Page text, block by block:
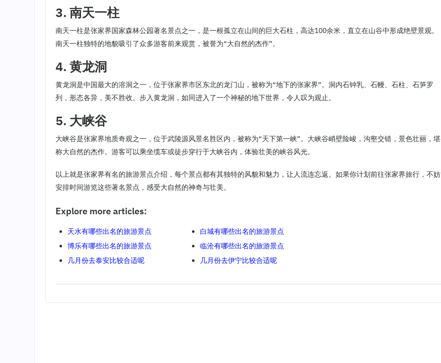
3. 南天一柱
南天一柱是张家界国家森林公园著名景点之一，是一根孤立在山间的巨大石柱，高达100余米，直立在山谷中形成绝壁景观。
南天一柱独特的地貌吸引了众多游客前来观赏，被誉为“大自然的杰作”。
4. 黄龙洞
黄龙洞是中国最大的溶洞之一，位于张家界市区东北的龙门山，被称为“地下的张家界”。洞内石钟乳、石幔、石柱、石笋罗
列，形态各异，美不胜收。步入黄龙洞，如同进入了一个神秘的地下世界，令人叹为观止。
5. 大峡谷
大峡谷是张家界地质奇观之一，位于武陵源风景名胜区内，被称为“天下第一峡”。大峡谷峭壁险峻，沟壑交错，景色壮丽，堪
称大自然的杰作。游客可以乘坐缆车或徒步穿行于大峡谷内，体验壮美的峡谷风光。
以上就是张家界有名的旅游景点介绍，每个景点都有其独特的风貌和魅力，让人流连忘返。如果你计划前往张家界旅行，不妨
安排时间游览这些著名景点，感受大自然的神奇与壮美。
Explore more articles:
天水有哪些出名的旅游景点
博乐有哪些出名的旅游景点
几月份去泰安比较合适呢
白城有哪些出名的旅游景点
临沧有哪些出名的旅游景点
几月份去伊宁比较合适呢